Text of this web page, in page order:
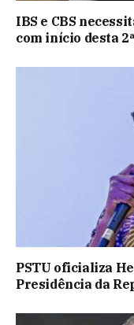
IBS e CBS
com início desta
PSTU oficializa
Presidência da